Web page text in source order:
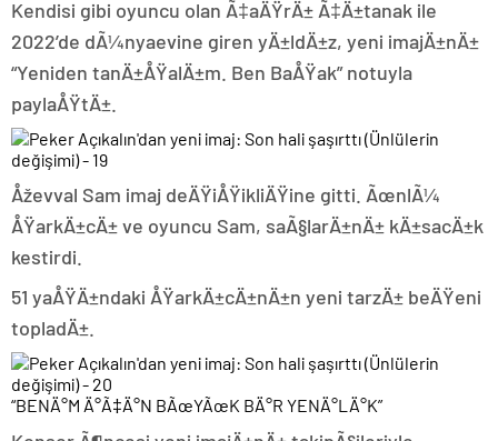
Kendisi gibi oyuncu olan Ã‡aÄŸrÄ± Ã‡Ä±tanak ile
2022’de dÃ¼nyaevine giren yÄ±ldÄ±z, yeni imajÄ±nÄ±
“Yeniden tanÄ±ÅŸalÄ±m. Ben BaÅŸak” notuyla
paylaÅŸtÄ±.
Åževval Sam imaj deÄŸiÅŸikliÄŸine gitti. ÃœnlÃ¼
ÅŸarkÄ±cÄ± ve oyuncu Sam, saÃ§larÄ±nÄ± kÄ±sacÄ±k
kestirdi.
51 yaÅŸÄ±ndaki ÅŸarkÄ±cÄ±nÄ±n yeni tarzÄ± beÄŸeni
topladÄ±.
“BENÄ°M Ä°Ã‡Ä°N BÃœYÃœK BÄ°R YENÄ°LÄ°K”